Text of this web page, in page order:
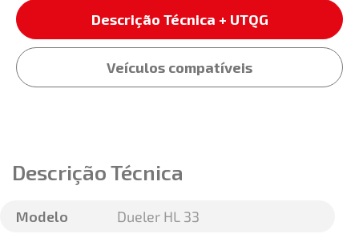
Descrição Técnica + UTQG
Veículos compatíveis
Descrição Técnica
Modelo
Dueler HL 33